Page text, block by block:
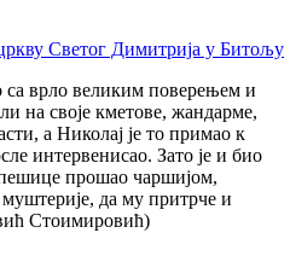
врло великим поверењем и
на своје кметове, жандарме,
а Николај је то примао к
интервенисао. Зато је и био
прошао чаршијом,
муштерије, да му притрче и
Стоимировић)